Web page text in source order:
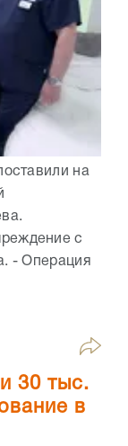
на
с
- Операция
30 тыс.
в